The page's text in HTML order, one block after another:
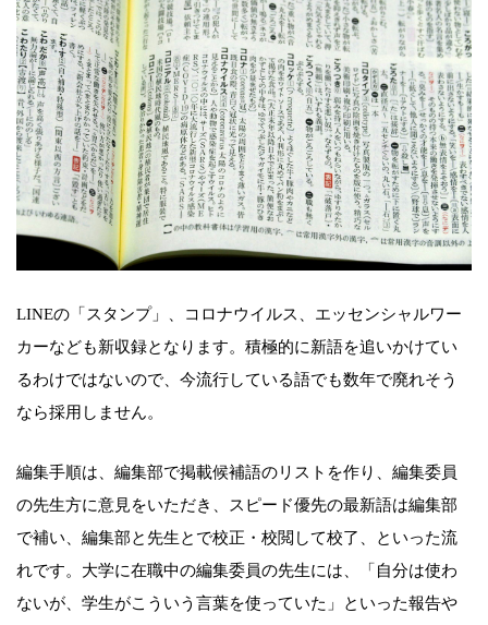
LINEの「スタンプ」、コロナウイルス、エッセンシャルワー
カーなども新収録となります。積極的に新語を追いかけてい
るわけではないので、今流行している語でも数年で廃れそう
なら採用しません。
編集手順は、編集部で掲載候補語のリストを作り、編集委員
の先生方に意見をいただき、スピード優先の最新語は編集部
で補い、編集部と先生とで校正・校閲して校了、といった流
れです。大学に在職中の編集委員の先生には、「自分は使わ
ないが、学生がこういう言葉を使っていた」といった報告や